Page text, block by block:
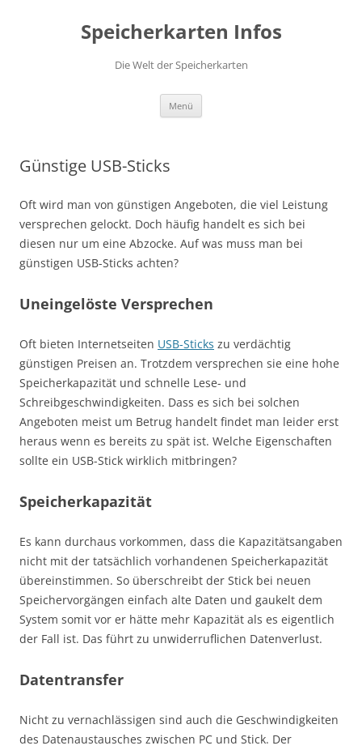
Speicherkarten Infos
Die Welt der Speicherkarten
Menü
Günstige USB-Sticks
Oft wird man von günstigen Angeboten, die viel Leistung
versprechen gelockt. Doch häufig handelt es sich bei
diesen nur um eine Abzocke. Auf was muss man bei
günstigen USB-Sticks achten?
Uneingelöste Versprechen
Oft bieten Internetseiten USB-Sticks zu verdächtig
günstigen Preisen an. Trotzdem versprechen sie eine hohe
Speicherkapazität und schnelle Lese- und
Schreibgeschwindigkeiten. Dass es sich bei solchen
Angeboten meist um Betrug handelt findet man leider erst
heraus wenn es bereits zu spät ist. Welche Eigenschaften
sollte ein USB-Stick wirklich mitbringen?
Speicherkapazität
Es kann durchaus vorkommen, dass die Kapazitätsangaben
nicht mit der tatsächlich vorhandenen Speicherkapazität
übereinstimmen. So überschreibt der Stick bei neuen
Speichervorgängen einfach alte Daten und gaukelt dem
System somit vor er hätte mehr Kapazität als es eigentlich
der Fall ist. Das führt zu unwiderruflichen Datenverlust.
Datentransfer
Nicht zu vernachlässigen sind auch die Geschwindigkeiten
des Datenaustausches zwischen PC und Stick. Der